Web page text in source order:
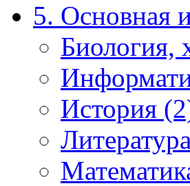
5. Основная
Биология,
История